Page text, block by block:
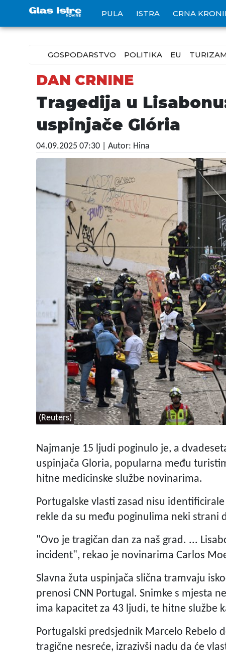
PULA ISTRA CRNA
GOSPODARSTVO POLITIKA EU
DAN CRNINE
Tragedija u
uspinjače Glória
04.09.2025 07:30 | Autor: Hina
(Reuters)
Najmanje 15 ljudi poginulo je, a
uspinjača Gloria, popularna među
hitne medicinske službe novinarima.
Portugalske vlasti zasad nisu
rekle da su među poginulima neki strani
"Ovo je tragičan dan za naš grad. ...
incident", rekao je novinarima Carlos
Slavna žuta uspinjača slična tramvaju
prenosi CNN Portugal. Snimke s mjesta
ima kapacitet za 43 ljudi, te hitne službe
Portugalski predsjednik Marcelo Rebelo
tragične nesreće, izrazivši nadu da će